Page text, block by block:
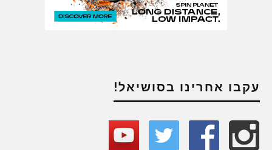
עקבו אחרינו בסושיאל!